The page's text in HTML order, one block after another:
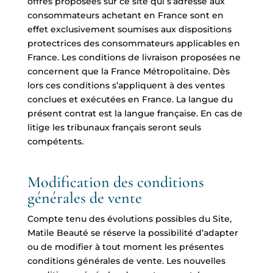
consommateurs achetant en France sont en
effet exclusivement soumises aux dispositions
protectrices des consommateurs applicables en
France. Les conditions de livraison proposées ne
concernent que la France Métropolitaine. Dès
lors ces conditions s’appliquent à des ventes
conclues et exécutées en France. La langue du
présent contrat est la langue française. En cas de
litige les tribunaux français seront seuls
compétents.
Modification des conditions
générales de vente
Compte tenu des évolutions possibles du Site,
Matile Beauté se réserve la possibilité d’adapter
ou de modifier à tout moment les présentes
conditions générales de vente. Les nouvelles